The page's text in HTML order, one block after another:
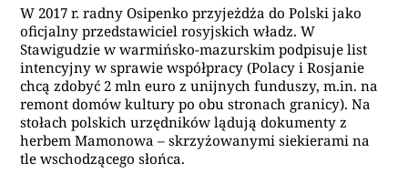
W 2017 r. radny Osipenko przyjeżdża do Polski jako
oficjalny przedstawiciel rosyjskich władz. W
Stawigudzie w warmińsko-mazurskim podpisuje list
intencyjny w sprawie współpracy (Polacy i Rosjanie
chcą zdobyć 2 mln euro z unijnych funduszy, m.in. na
remont domów kultury po obu stronach granicy). Na
stołach polskich urzędników lądują dokumenty z
herbem Mamonowa – skrzyżowanymi siekierami na
tle wschodzącego słońca.